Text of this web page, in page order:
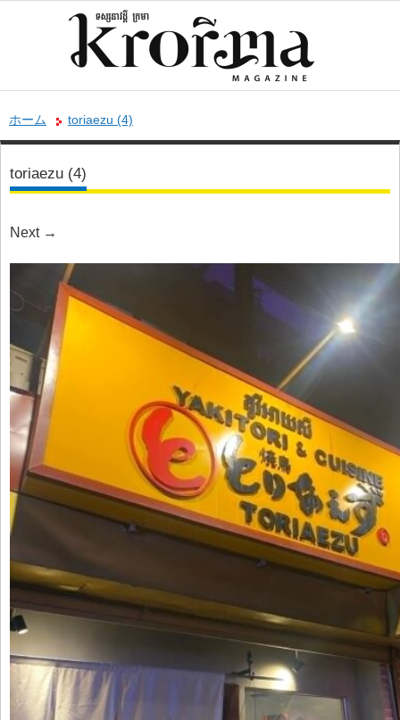
ホーム toriaezu (4)
toriaezu (4)
Next →